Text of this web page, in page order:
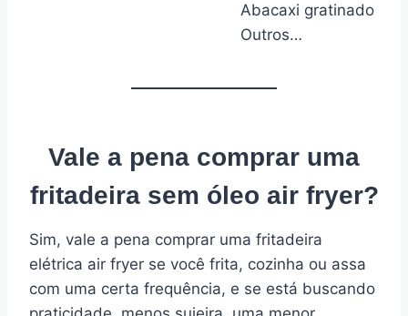
Abacaxi gratinado
Outros…
Vale a pena comprar uma
fritadeira sem óleo air fryer?
Sim, vale a pena comprar uma fritadeira
elétrica air fryer se você frita, cozinha ou assa
com uma certa frequência, e se está buscando